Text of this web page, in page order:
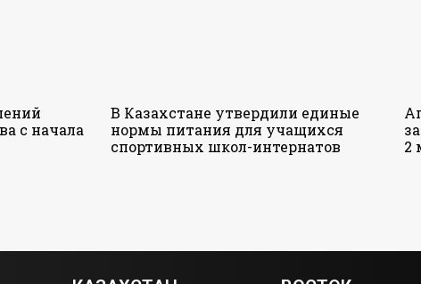
с начала
В Казахстане утвердили единые
нормы питания для учащихся
спортивных школ-интернатов
2